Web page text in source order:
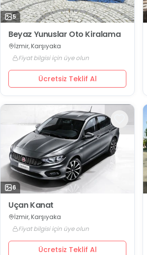
5
Beyaz Yunuslar Oto Kiralama
İzmir, Karşıyaka
Fiyat bilgisi için üye olun
Ücretsiz Teklif Al
6
Uçan Kanat
İzmir, Karşıyaka
Fiyat bilgisi için üye olun
Ücretsiz Teklif Al